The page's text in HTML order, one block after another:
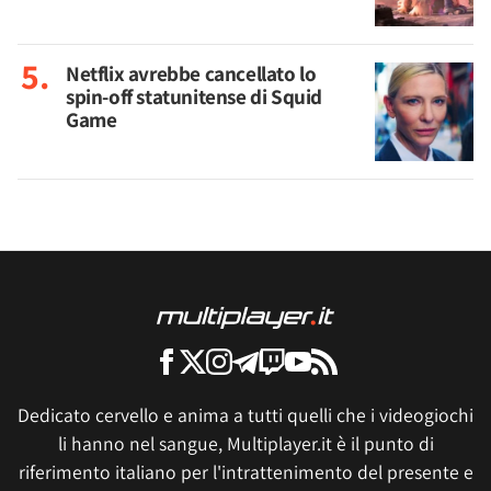
Netflix avrebbe cancellato lo
spin-off statunitense di Squid
Game
Dedicato cervello e anima a tutti quelli che i videogiochi
li hanno nel sangue, Multiplayer.it è il punto di
riferimento italiano per l'intrattenimento del presente e